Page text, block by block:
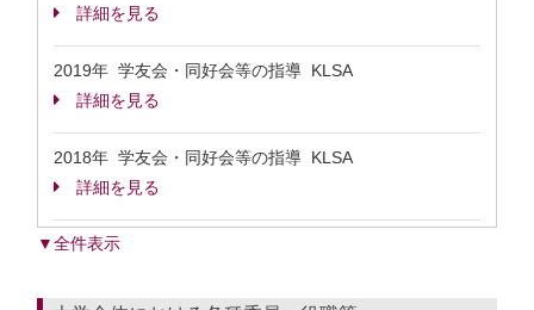
詳細を見る
2019年 学友会・同好会等の指導 KLSA
詳細を見る
2018年 学友会・同好会等の指導 KLSA
詳細を見る
▼全件表示